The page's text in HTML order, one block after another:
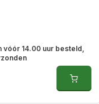
vóór 14.00 uur besteld,